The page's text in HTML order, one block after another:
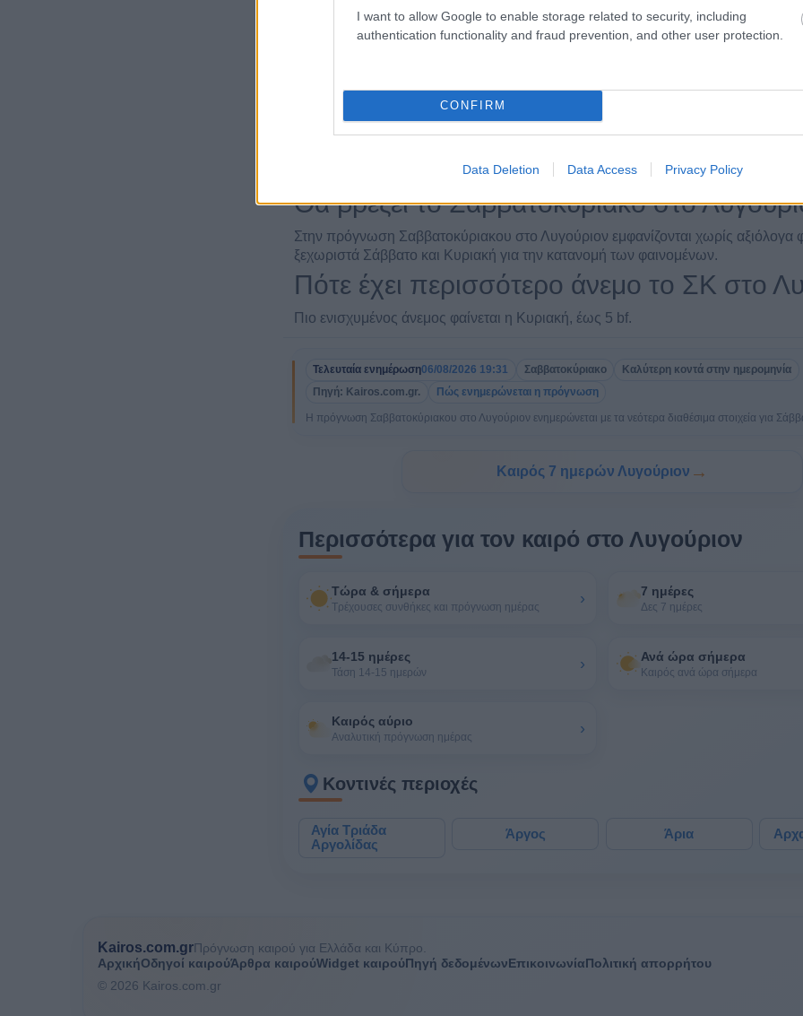
I want to allow Google to enable storage related to security, including
authentication functionality and fraud prevention, and other user protection.
CONFIRM
Data Deletion Data Access Privacy Policy
Λυγούριον;
Ποια ημέρα φαίνεται καλύτερη για το ΣΚ στο
Λυγούριον;
Καλύτερη ημέρα φαίνεται το Σάββατο, με έως 34° και άνεμος 4 bf.
Θα βρέξει το Σαββατοκύριακο στο
Στην πρόγνωση Σαββατοκύριακου στο Λυγούριον εμφανίζονται χωρίς αξιόλογα
ξεχωριστά Σάββατο και Κυριακή για την κατανομή των φαινομένων.
Πότε έχει περισσότερο άνεμο το ΣΚ στο
Πιο ενισχυμένος άνεμος φαίνεται η Κυριακή, έως 5 bf.
Τελευταία ενημέρωση06/08/2026 19:31 Σαββατοκύριακο Καλύτερη κοντά στην ημερομηνία
Πηγή: Kairos.com.gr. Πώς ενημερώνεται η πρόγνωση
Η πρόγνωση Σαββατοκύριακου στο Λυγούριον ενημερώνεται με τα νεότερα διαθέσιμα στοιχεία για
Καιρός 7 ημερών Λυγούριον →
Περισσότερα για τον καιρό στο Λυγούριον
Τώρα & σήμερα
Τρέχουσες συνθήκες και πρόγνωση ημέρας › 7 ημέρες
Δες 7 ημέρες
14-15 ημέρες
Τάση 14-15 ημερών › Ανά ώρα σήμερα
Καιρός ανά ώρα σήμερα
Καιρός αύριο
Αναλυτική πρόγνωση ημέρας ›
Κοντινές περιοχές
Αγία Τριάδα
Αργολίδας
Άργος Άρια
Kairos.com.grΠρόγνωση καιρού για Ελλάδα και Κύπρο.
ΑρχικήΟδηγοί καιρούΆρθρα καιρούWidget καιρούΠηγή δεδομένωνΕπικοινωνίαΠολιτική απορρήτου
© 2026 Kairos.com.gr